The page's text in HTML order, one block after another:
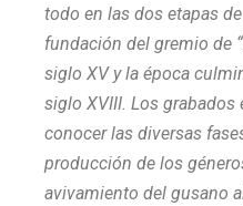
todo en las dos etapas
fundación del gremio de
siglo XV y la época
siglo XVIII. Los
conocer las diversas
producción de los
avivamiento del gusano